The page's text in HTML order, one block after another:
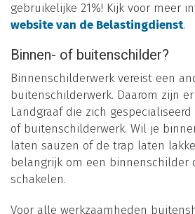
gebruikelijke 21%! Kijk voor meer
website van de Belastingdienst.
Binnen- of buitenschilder?
Binnenschilderwerk vereist een
buitenschilderwerk. Daarom zijn
Landgraaf die zich
of buitenschilderwerk. Wil je
laten sauzen of de trap laten
belangrijk om een binnenschilder
schakelen.
Voor alle werkzaamheden